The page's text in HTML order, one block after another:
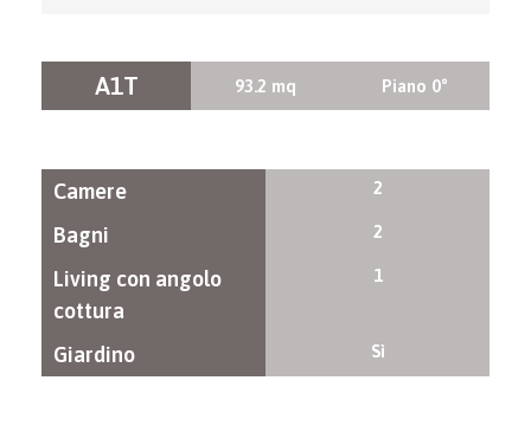
A1T 93.2 mq Piano 0°
Camere 2
Bagni 2
Living con angolo
cottura
1
Giardino Sì